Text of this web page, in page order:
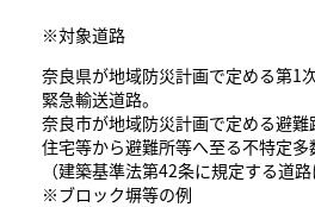
※対象道路
奈良県が地域防災計画で定める第1
緊急輸送道路。
奈良市が地域防災計画で定める避難
住宅等から避難所等へ至る不特定多
（建築基準法第42条に規定する道路
※ブロック塀等の例